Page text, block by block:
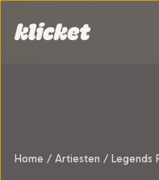
Home / Artiesten / Legends